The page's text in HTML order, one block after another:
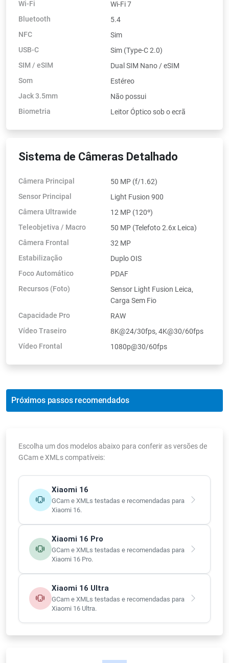
Wi-Fi
Wi-Fi 7
Bluetooth
5.4
NFC
Sim
USB-C
Sim (Type-C 2.0)
SIM / eSIM
Dual SIM Nano / eSIM
Som
Estéreo
Jack 3.5mm
Não possui
Biometria
Leitor Óptico sob o ecrã
Sistema de Câmeras Detalhado
Câmera Principal
50 MP (f/1.62)
Sensor Principal
Light Fusion 900
Câmera Ultrawide
12 MP (120º)
Teleobjetiva / Macro
50 MP (Telefoto 2.6x Leica)
Câmera Frontal
32 MP
Estabilização
Duplo OIS
Foco Automático
PDAF
Recursos (Foto)
Sensor Light Fusion Leica,
Carga Sem Fio
Capacidade Pro
RAW
Vídeo Traseiro
8K@24/30fps, 4K@30/60fps
Vídeo Frontal
1080p@30/60fps
Próximos passos recomendados
Escolha um dos modelos abaixo para conferir as versões de
GCam e XMLs compatíveis:
Xiaomi 16
GCam e XMLs testadas e recomendadas para
Xiaomi 16.
Xiaomi 16 Pro
GCam e XMLs testadas e recomendadas para
Xiaomi 16 Pro.
Xiaomi 16 Ultra
GCam e XMLs testadas e recomendadas para
Xiaomi 16 Ultra.